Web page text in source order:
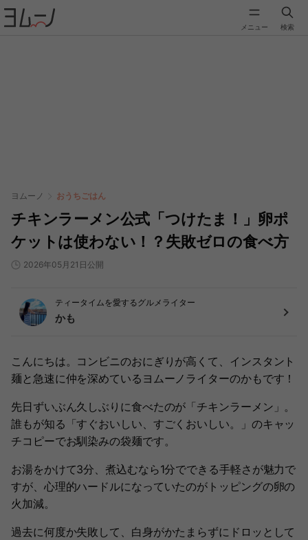
メニュー 検索
ヨムーノ おうちごはん
チキンラーメン公式「つけたま！」卵ポ
ケットは使わない！？失敗ゼロの食べ方
2026年05月21日公開
ティータイムを愛するグルメライター
かも
こんにちは。コンビニのおにぎりが高くて、インスタント
麺と急速に仲を深めているヨムーノライターのかもです！
先日ずいぶん久しぶりに食べたのが「チキンラーメン」。
誰もが知る「すぐおいしい、すごくおいしい。」のキャッ
チコピーでお馴染みの袋麺です。
お湯をかけて3分、煮込むなら1分でできる手軽さが魅力で
すが、心理的ハードルになっていたのがトッピングの卵の
火加減。
過去に何度か失敗して、白身がかたまらずにドロッとして